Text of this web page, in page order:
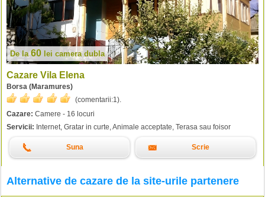
De la60 lei camera dubla
Cazare Vila Elena
Borsa (Maramures)
(comentarii:1).
Cazare: Camere - 16 locuri
Servicii: Internet, Gratar in curte, Animale acceptate, Terasa sau foisor
Suna Scrie
Alternative de cazare de la site-urile partenere